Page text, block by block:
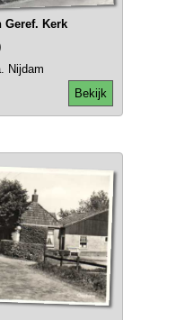
Geref. Kerk
Nijdam
Bekijk